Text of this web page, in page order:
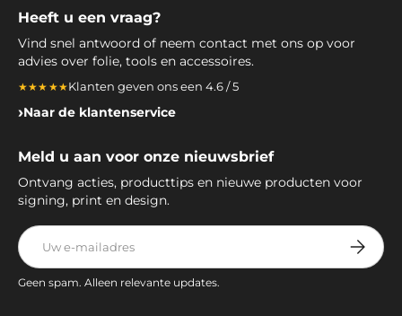
Heeft u een vraag?
Vind snel antwoord of neem contact met ons op voor
advies over folie, tools en accessoires.
★★★★★Klanten geven ons een 4.6 / 5
Naar de klantenservice
Meld u aan voor onze nieuwsbrief
Ontvang acties, producttips en nieuwe producten voor
signing, print en design.
E-mailadres
Geen spam. Alleen relevante updates.